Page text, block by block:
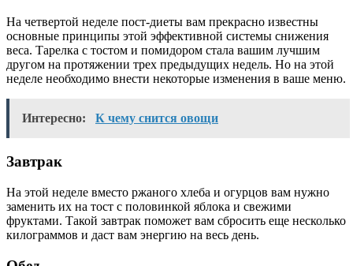
На четвертой неделе пост-диеты вам прекрасно известны
основные принципы этой эффективной системы снижения
веса. Тарелка с тостом и помидором стала вашим лучшим
другом на протяжении трех предыдущих недель. Но на этой
неделе необходимо внести некоторые изменения в ваше меню.
Интересно: К чему снится овощи
Завтрак
На этой неделе вместо ржаного хлеба и огурцов вам нужно
заменить их на тост с половинкой яблока и свежими
фруктами. Такой завтрак поможет вам сбросить еще несколько
килограммов и даст вам энергию на весь день.